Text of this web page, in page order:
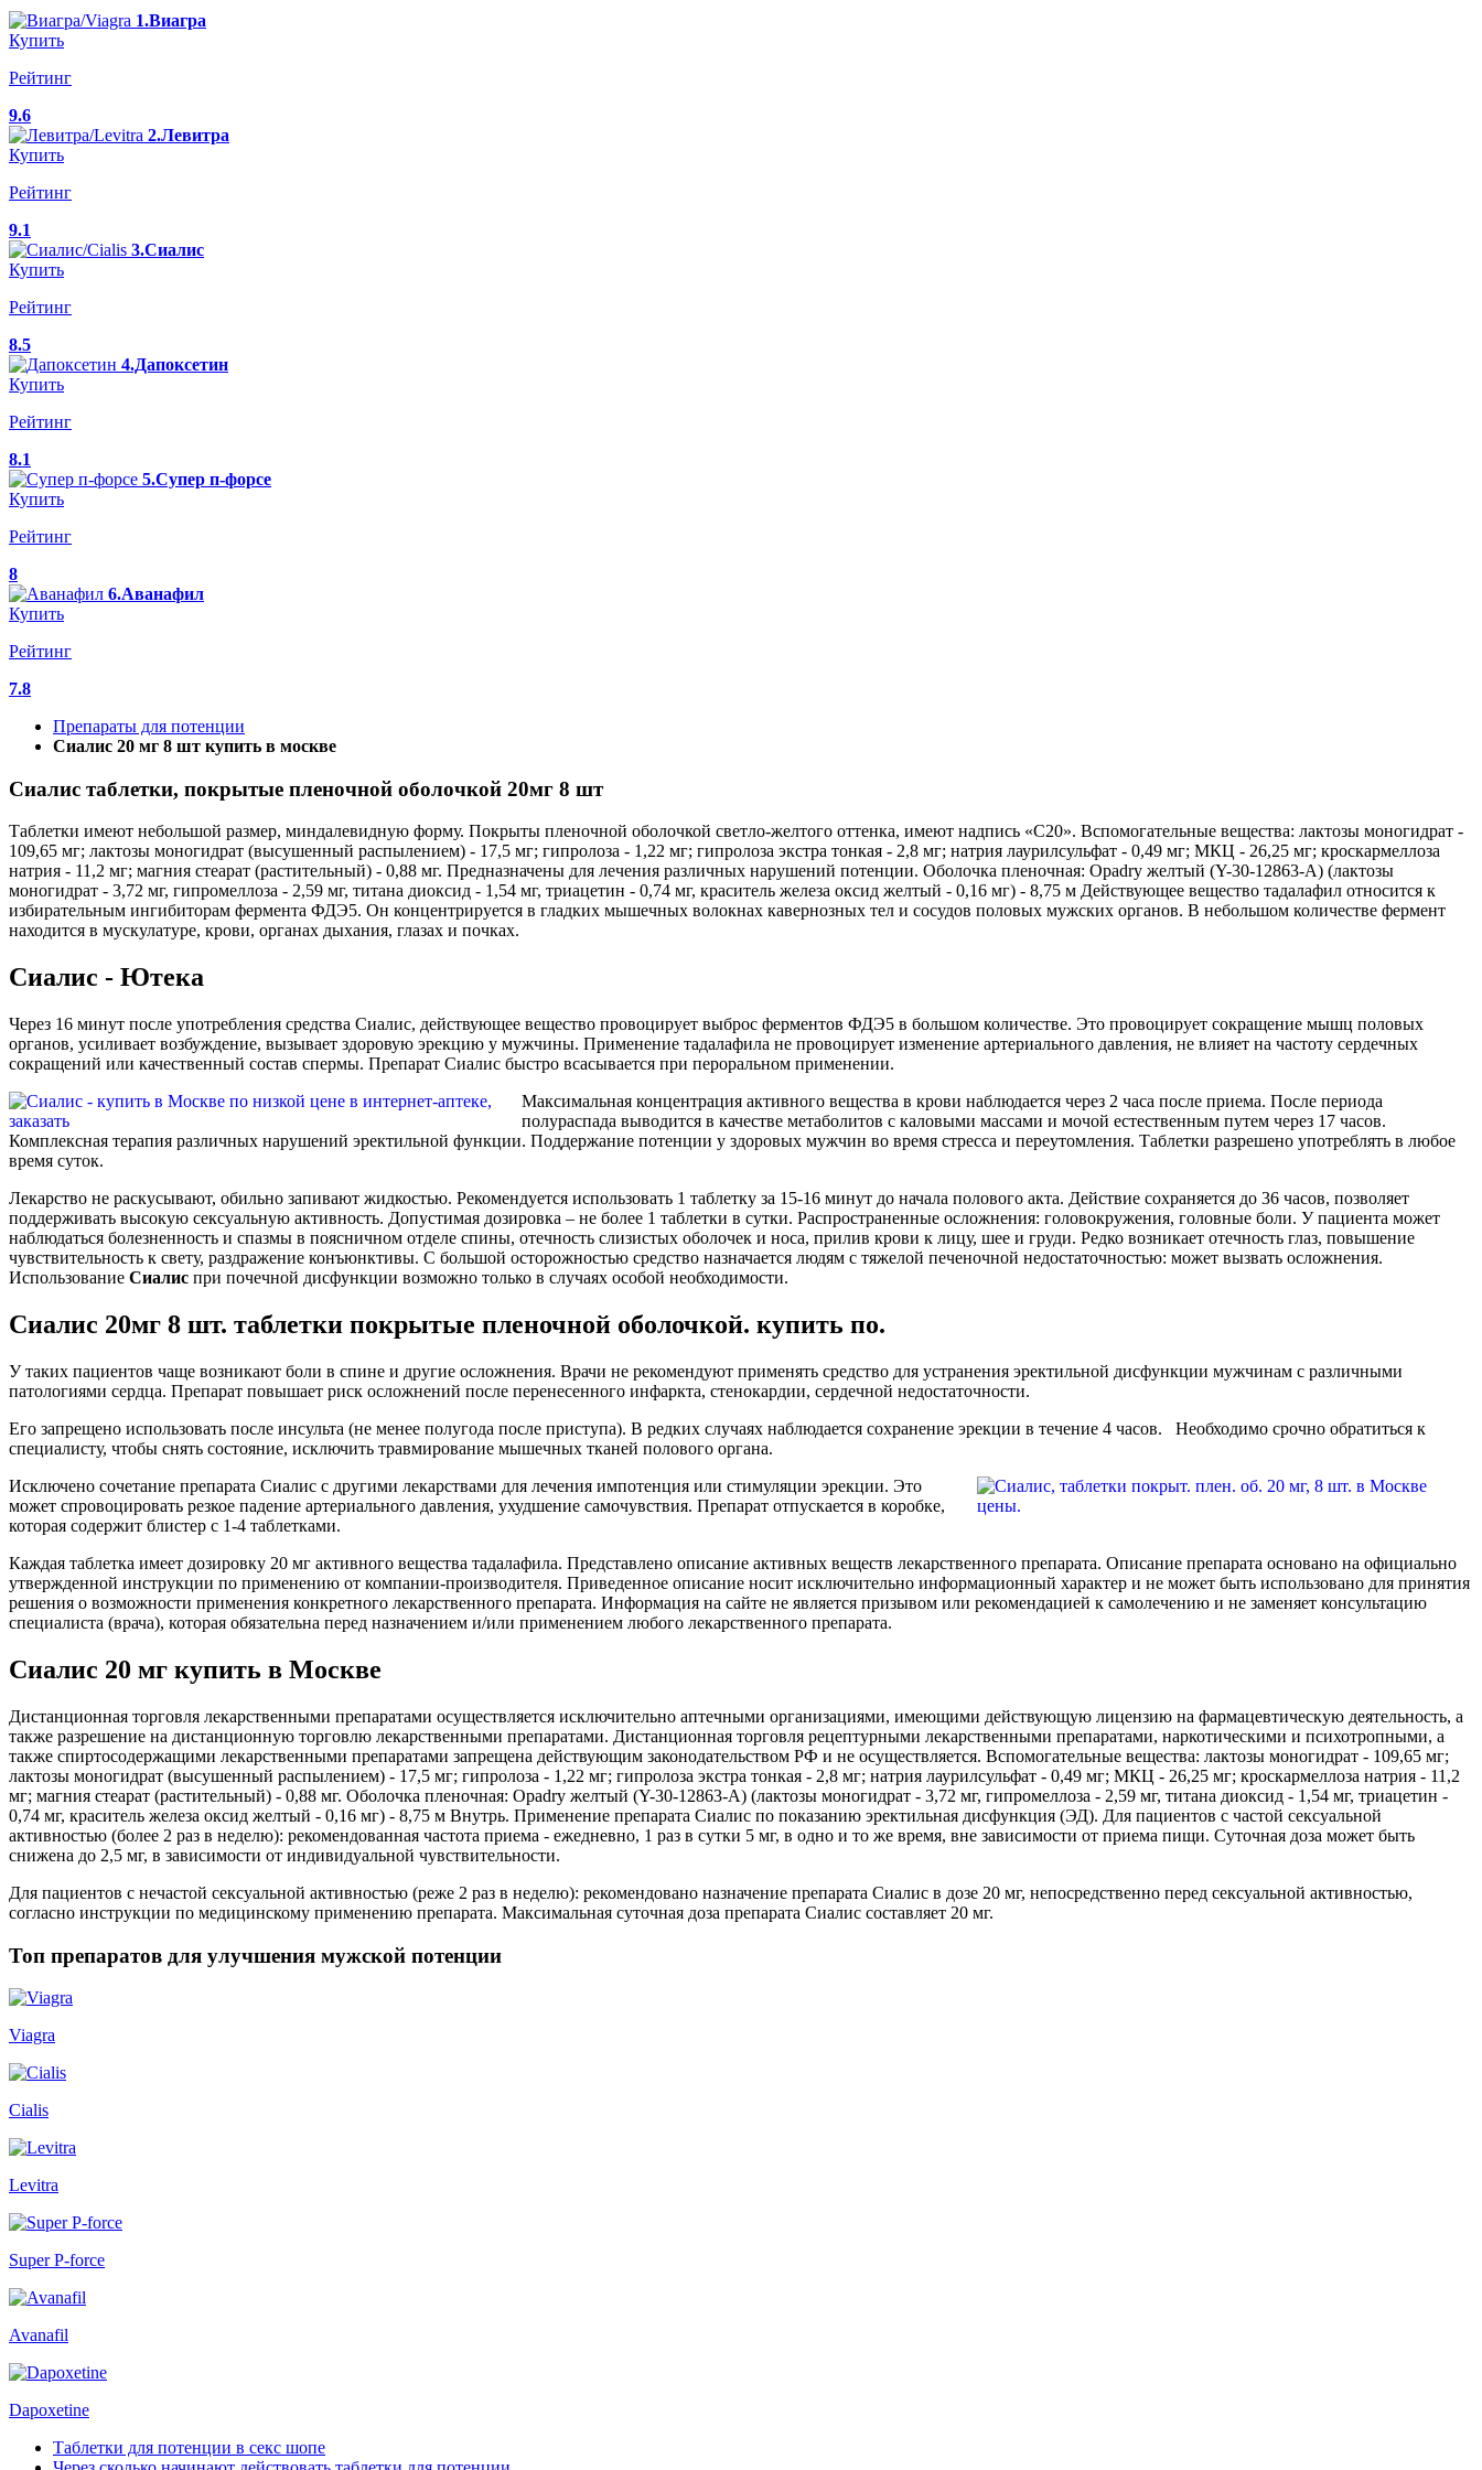
1.Виагра
Купить
Рейтинг
9.6
2.Левитра
Купить
Рейтинг
9.1
3.Сиалис
Купить
Рейтинг
8.5
4.Дапоксетин
Купить
Рейтинг
8.1
5.Супер п-форсе
Купить
Рейтинг
8
6.Аванафил
Купить
Рейтинг
7.8
Препараты для потенции
Сиалис 20 мг 8 шт купить в москве
Сиалис таблетки, покрытые пленочной оболочкой 20мг 8 шт
Таблетки имеют небольшой размер, миндалевидную форму. Покрыты пленочной оболочкой светло-желтого оттенка, имеют надпись «С20». Вспомогательные вещества: лактозы моногидрат -
109,65 мг; лактозы моногидрат (высушенный распылением) - 17,5 мг; гипролоза - 1,22 мг; гипролоза экстра тонкая - 2,8 мг; натрия лаурилсульфат - 0,49 мг; МКЦ - 26,25 мг; кроскармеллоза
натрия - 11,2 мг; магния стеарат (растительный) - 0,88 мг. Предназначены для лечения различных нарушений потенции. Оболочка пленочная: Opadry желтый (Y-30-12863-A) (лактозы
моногидрат - 3,72 мг, гипромеллоза - 2,59 мг, титана диоксид - 1,54 мг, триацетин - 0,74 мг, краситель железа оксид желтый - 0,16 мг) - 8,75 м Действующее вещество тадалафил относится к
избирательным ингибиторам фермента ФДЭ5. Он концентрируется в гладких мышечных волокнах кавернозных тел и сосудов половых мужских органов. В небольшом количестве фермент
находится в мускулатуре, крови, органах дыхания, глазах и почках.
Сиалис - Ютека
Через 16 минут после употребления средства Сиалис, действующее вещество провоцирует выброс ферментов ФДЭ5 в большом количестве. Это провоцирует сокращение мышц половых
органов, усиливает возбуждение, вызывает здоровую эрекцию у мужчины. Применение тадалафила не провоцирует изменение артериального давления, не влияет на частоту сердечных
сокращений или качественный состав спермы. Препарат Сиалис быстро всасывается при пероральном применении.
Максимальная концентрация активного вещества в крови наблюдается через 2 часа после приема. После периода
полураспада выводится в качестве метаболитов с каловыми массами и мочой естественным путем через 17 часов.
Комплексная терапия различных нарушений эректильной функции. Поддержание потенции у здоровых мужчин во время стресса и переутомления. Таблетки разрешено употреблять в любое
время суток.
Лекарство не раскусывают, обильно запивают жидкостью. Рекомендуется использовать 1 таблетку за 15-16 минут до начала полового акта. Действие сохраняется до 36 часов, позволяет
поддерживать высокую сексуальную активность. Допустимая дозировка – не более 1 таблетки в сутки. Распространенные осложнения: головокружения, головные боли. У пациента может
наблюдаться болезненность и спазмы в поясничном отделе спины, отечность слизистых оболочек и носа, прилив крови к лицу, шее и груди. Редко возникает отечность глаз, повышение
чувствительность к свету, раздражение конъюнктивы. С большой осторожностью средство назначается людям с тяжелой печеночной недостаточностью: может вызвать осложнения.
Использование Сиалис при почечной дисфункции возможно только в случаях особой необходимости.
Сиалис 20мг 8 шт. таблетки покрытые пленочной оболочкой. купить по.
У таких пациентов чаще возникают боли в спине и другие осложнения. Врачи не рекомендуют применять средство для устранения эректильной дисфункции мужчинам с различными
патологиями сердца. Препарат повышает риск осложнений после перенесенного инфаркта, стенокардии, сердечной недостаточности.
Его запрещено использовать после инсульта (не менее полугода после приступа). В редких случаях наблюдается сохранение эрекции в течение 4 часов. Необходимо срочно обратиться к
специалисту, чтобы снять состояние, исключить травмирование мышечных тканей полового органа.
Исключено сочетание препарата Сиалис с другими лекарствами для лечения импотенция или стимуляции эрекции. Это
может спровоцировать резкое падение артериального давления, ухудшение самочувствия. Препарат отпускается в коробке,
которая содержит блистер с 1-4 таблетками.
Каждая таблетка имеет дозировку 20 мг активного вещества тадалафила. Представлено описание активных веществ лекарственного препарата. Описание препарата основано на официально
утвержденной инструкции по применению от компании-производителя. Приведенное описание носит исключительно информационный характер и не может быть использовано для принятия
решения о возможности применения конкретного лекарственного препарата. Информация на сайте не является призывом или рекомендацией к самолечению и не заменяет консультацию
специалиста (врача), которая обязательна перед назначением и/или применением любого лекарственного препарата.
Сиалис 20 мг купить в Москве
Дистанционная торговля лекарственными препаратами осуществляется исключительно аптечными организациями, имеющими действующую лицензию на фармацевтическую деятельность, а
также разрешение на дистанционную торговлю лекарственными препаратами. Дистанционная торговля рецептурными лекарственными препаратами, наркотическими и психотропными, а
также спиртосодержащими лекарственными препаратами запрещена действующим законодательством РФ и не осуществляется. Вспомогательные вещества: лактозы моногидрат - 109,65 мг;
лактозы моногидрат (высушенный распылением) - 17,5 мг; гипролоза - 1,22 мг; гипролоза экстра тонкая - 2,8 мг; натрия лаурилсульфат - 0,49 мг; МКЦ - 26,25 мг; кроскармеллоза натрия - 11,2
мг; магния стеарат (растительный) - 0,88 мг. Оболочка пленочная: Opadry желтый (Y-30-12863-A) (лактозы моногидрат - 3,72 мг, гипромеллоза - 2,59 мг, титана диоксид - 1,54 мг, триацетин -
0,74 мг, краситель железа оксид желтый - 0,16 мг) - 8,75 м Внутрь. Применение препарата Сиалис по показанию эректильная дисфункция (ЭД). Для пациентов с частой сексуальной
активностью (более 2 раз в неделю): рекомендованная частота приема - ежедневно, 1 раз в сутки 5 мг, в одно и то же время, вне зависимости от приема пищи. Суточная доза может быть
снижена до 2,5 мг, в зависимости от индивидуальной чувствительности.
Для пациентов с нечастой сексуальной активностью (реже 2 раз в неделю): рекомендовано назначение препарата Сиалис в дозе 20 мг, непосредственно перед сексуальной активностью,
согласно инструкции по медицинскому применению препарата. Максимальная суточная доза препарата Сиалис составляет 20 мг.
Топ препаратов для улучшения мужской потенции
Viagra
Cialis
Levitra
Super P-force
Avanafil
Dapoxetine
Таблетки для потенции в секс шопе